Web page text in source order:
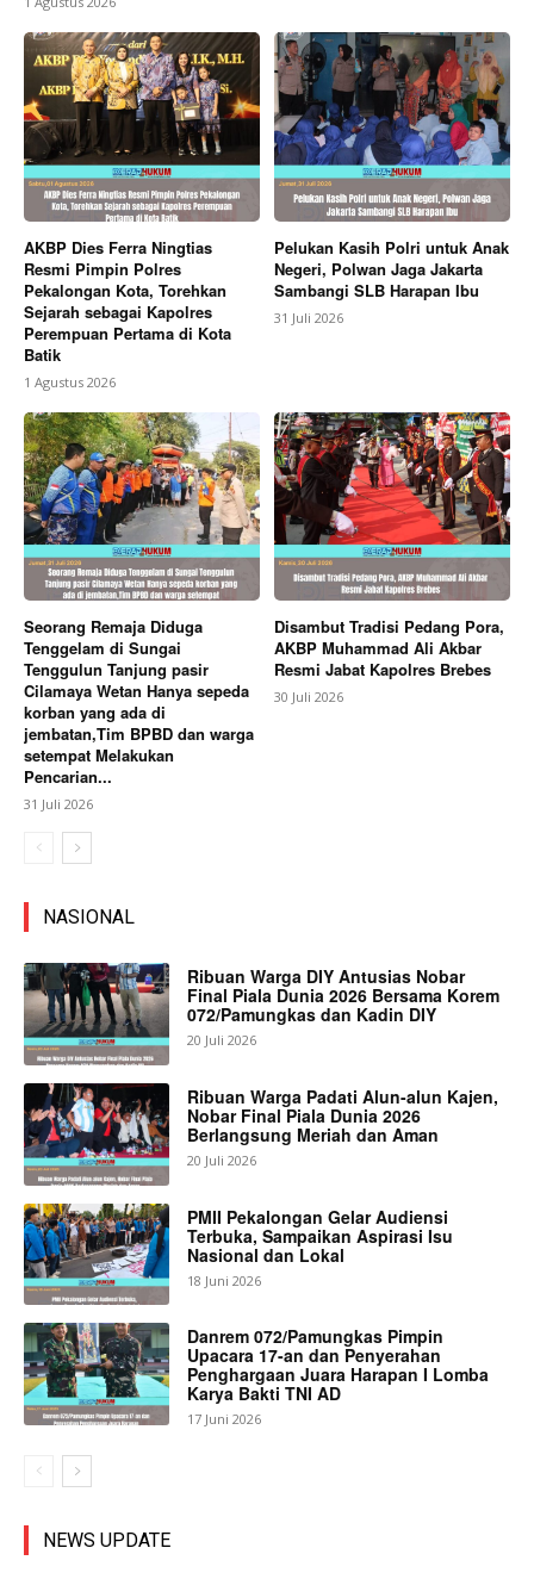
AKBP Dies Ferra Ningtias
Resmi Pimpin Polres
Pekalongan Kota, Torehkan
Sejarah sebagai Kapolres
Perempuan Pertama di Kota
Batik
1 Agustus 2026
Pelukan Kasih Polri untuk Anak
Negeri, Polwan Jaga Jakarta
Sambangi SLB Harapan Ibu
31 Juli 2026
Seorang Remaja Diduga
Tenggelam di Sungai
Tenggulun Tanjung pasir
Cilamaya Wetan Hanya sepeda
korban yang ada di
jembatan,Tim BPBD dan warga
setempat Melakukan
Pencarian...
31 Juli 2026
Disambut Tradisi Pedang Pora,
AKBP Muhammad Ali Akbar
Resmi Jabat Kapolres Brebes
30 Juli 2026
NASIONAL
Ribuan Warga DIY Antusias Nobar
Final Piala Dunia 2026 Bersama Korem
072/Pamungkas dan Kadin DIY
20 Juli 2026
Ribuan Warga Padati Alun-alun Kajen,
Nobar Final Piala Dunia 2026
Berlangsung Meriah dan Aman
20 Juli 2026
PMII Pekalongan Gelar Audiensi
Terbuka, Sampaikan Aspirasi Isu
Nasional dan Lokal
18 Juni 2026
Danrem 072/Pamungkas Pimpin
Upacara 17-an dan Penyerahan
Penghargaan Juara Harapan I Lomba
Karya Bakti TNI AD
17 Juni 2026
NEWS UPDATE